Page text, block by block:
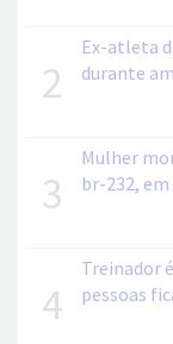
2
Ex-atleta
durante
3
Mulher
br-232, em
4
Treinador
pessoas